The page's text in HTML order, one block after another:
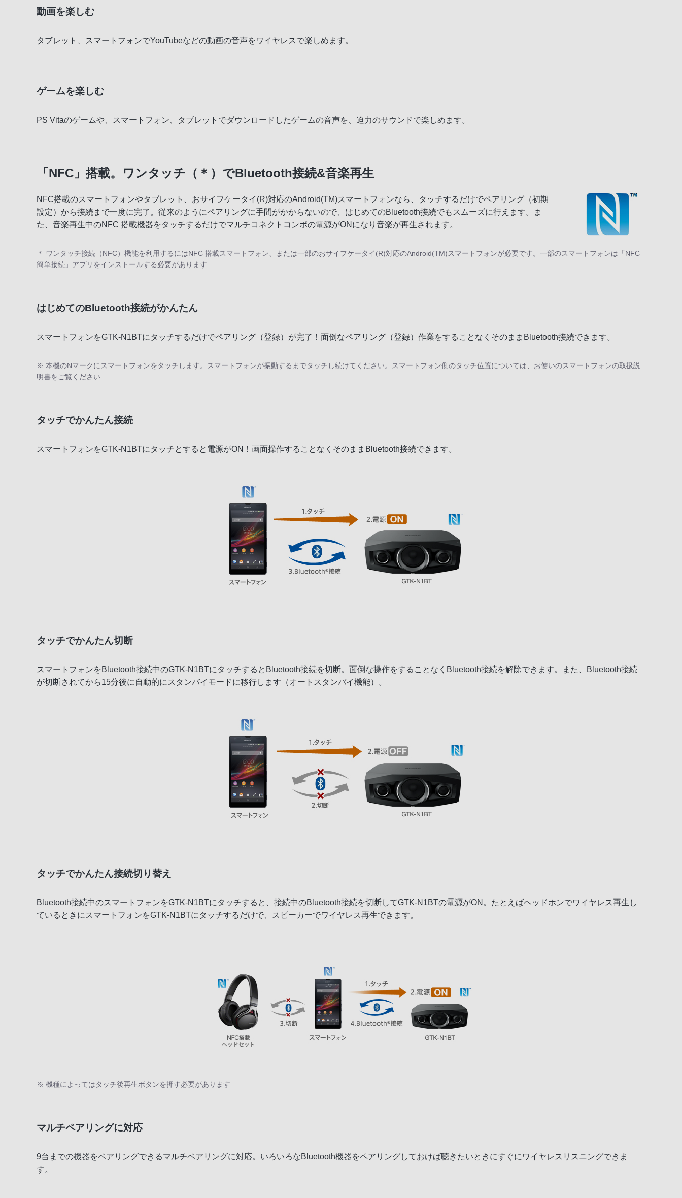
動画を楽しむ
タブレット、スマートフォンでYouTubeなどの動画の音声をワイヤレスで楽しめます。
ゲームを楽しむ
PS Vitaのゲームや、スマートフォン、タブレットでダウンロードしたゲームの音声を、迫力のサウンドで楽しめます。
「NFC」搭載。ワンタッチ（＊）でBluetooth接続&音楽再生
NFC搭載のスマートフォンやタブレット、おサイフケータイ(R)対応のAndroid(TM)スマートフォンなら、タッチするだけでペアリング（初期
設定）から接続まで一度に完了。従来のようにペアリングに手間がかからないので、はじめてのBluetooth接続でもスムーズに行えます。ま
た、音楽再生中のNFC 搭載機器をタッチするだけでマルチコネクトコンポの電源がONになり音楽が再生されます。
＊ ワンタッチ接続（NFC）機能を利用するにはNFC 搭載スマートフォン、または一部のおサイフケータイ(R)対応のAndroid(TM)スマートフォンが必要です。一部のスマートフォンは「NFC
簡単接続」アプリをインストールする必要があります
はじめてのBluetooth接続がかんたん
スマートフォンをGTK-N1BTにタッチするだけでペアリング（登録）が完了！面倒なペアリング（登録）作業をすることなくそのままBluetooth接続できます。
※ 本機のNマークにスマートフォンをタッチします。スマートフォンが振動するまでタッチし続けてください。スマートフォン側のタッチ位置については、お使いのスマートフォンの取扱説
明書をご覧ください
タッチでかんたん接続
スマートフォンをGTK-N1BTにタッチとすると電源がON！画面操作することなくそのままBluetooth接続できます。
タッチでかんたん切断
スマートフォンをBluetooth接続中のGTK-N1BTにタッチするとBluetooth接続を切断。面倒な操作をすることなくBluetooth接続を解除できます。また、Bluetooth接続
が切断されてから15分後に自動的にスタンバイモードに移行します（オートスタンバイ機能）。
タッチでかんたん接続切り替え
Bluetooth接続中のスマートフォンをGTK-N1BTにタッチすると、接続中のBluetooth接続を切断してGTK-N1BTの電源がON。たとえばヘッドホンでワイヤレス再生し
ているときにスマートフォンをGTK-N1BTにタッチするだけで、スピーカーでワイヤレス再生できます。
※ 機種によってはタッチ後再生ボタンを押す必要があります
マルチペアリングに対応
9台までの機器をペアリングできるマルチペアリングに対応。いろいろなBluetooth機器をペアリングしておけば聴きたいときにすぐにワイヤレスリスニングできま
す。